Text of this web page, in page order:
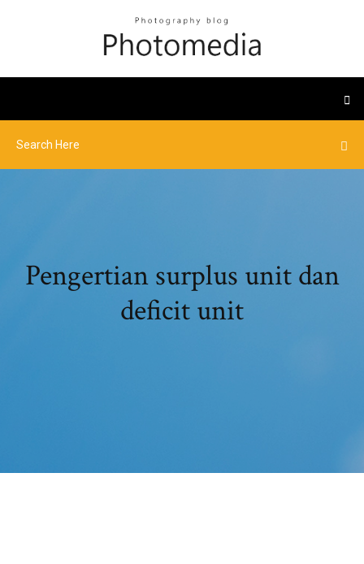
Pengertian surplus unit dan
deficit unit